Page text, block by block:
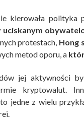
kierowała polityka
protestach, Hong
metod oporu, a
jej aktywności
kryptowalut.
jedne z wielu